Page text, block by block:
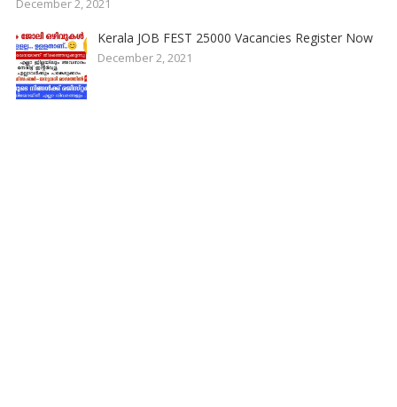
December 2, 2021
Kerala JOB FEST 25000 Vacancies Register Now
December 2, 2021